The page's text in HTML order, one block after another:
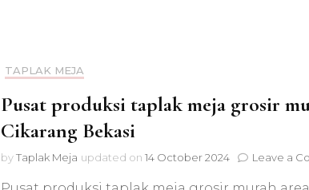
TAPLAK MEJA
Pusat produksi taplak meja grosir
Cikarang Bekasi
byTaplak Meja updated on 14 October 2024 Leave a